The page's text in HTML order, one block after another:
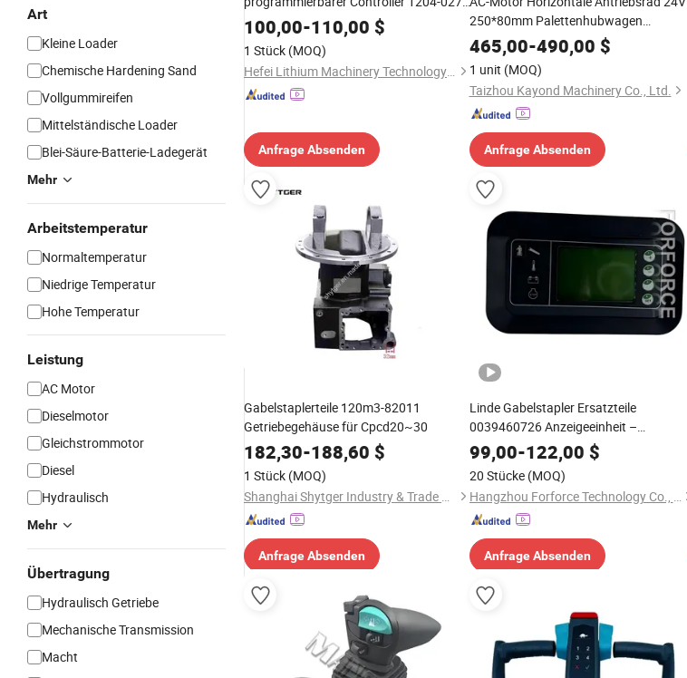
Art
Kleine Loader
Chemische Hardening Sand
Vollgummireifen
Mittelständische Loader
Blei-Säure-Batterie-Ladegerät
Mehr
Arbeitstemperatur
Normaltemperatur
Niedrige Temperatur
Hohe Temperatur
Leistung
AC Motor
Dieselmotor
Gleichstrommotor
Diesel
Hydraulisch
Mehr
Übertragung
Hydraulisch Getriebe
Mechanische Transmission
Macht
36V 275A für Golfwagen, Gabelstapler,
Agv
100,00-110,00 $
1 Stück (MOQ)
Hefei Lithium Machinery Technology Co., Ltd
Anfrage Absenden
250*80mm Palettenhubwagen
Gabelstapler Teile
465,00-490,00 $
1 unit (MOQ)
Taizhou Kayond Machinery Co., Ltd.
Anfrage Absenden
Gabelstaplerteile 120m3-82011
Getriebegehäuse für Cpcd20~30
182,30-188,60 $
1 Stück (MOQ)
Shanghai Shytger Industry & Trade Co., Ltd.
Anfrage Absenden
Linde Gabelstapler Ersatzteile
0039460726 Anzeigeeinheit –
Kombinationsmeter Armaturenbrett für
Palettenwagen T20 / 131 / 1158 / 133 /
1189
99,00-122,00 $
20 Stücke (MOQ)
Hangzhou Forforce Technology Co., Ltd.
Anfrage Absenden